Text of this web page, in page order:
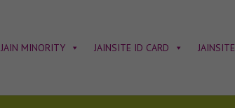
JAIN MINORITY JAINSITE ID CARD JAINSITE